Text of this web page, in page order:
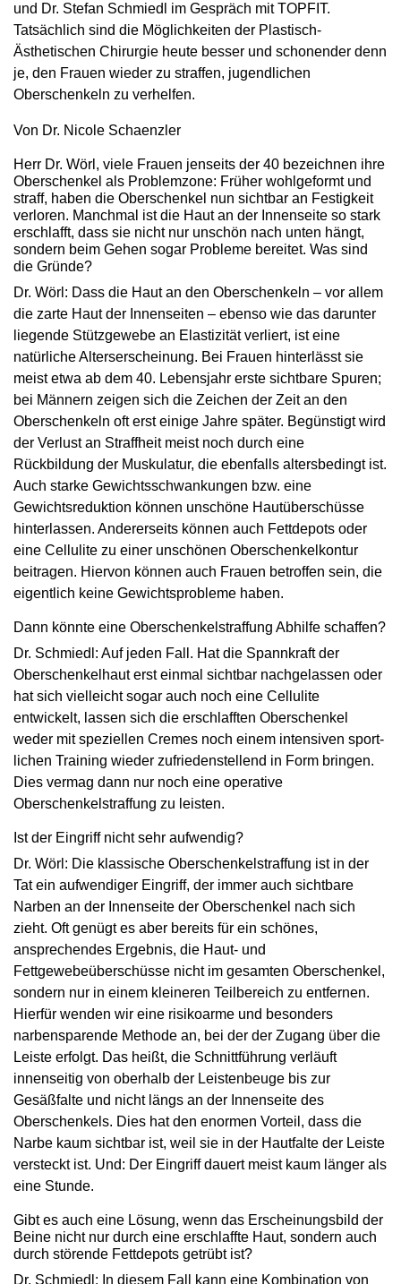
und Dr. Stefan Schmiedl im Gespräch mit ­TOPFIT.
Tatsächlich sind die Möglichkeiten der Plastisch-
Ästhetischen Chirurgie heute besser und schonender denn
je, den Frauen wieder zu straffen, jugendlichen
Oberschenkeln zu verhelfen.
Von Dr. Nicole Schaenzler
Herr Dr. Wörl, viele Frauen jenseits der 40 bezeichnen ihre
Oberschenkel als Problemzone: Früher wohlgeformt und
straff, haben die Oberschenkel nun sichtbar an Festigkeit
verloren. Manchmal ist die Haut an der Innenseite so stark
erschlafft, dass sie nicht nur unschön nach unten hängt,
sondern beim Gehen sogar Probleme bereitet. Was sind
die Gründe?
Dr. Wörl: Dass die Haut an den Oberschenkeln – vor allem
die zarte Haut der Innenseiten – ebenso wie das darunter
liegende Stützgewebe an Elastizität verliert, ist eine
natürliche Alterserscheinung. Bei Frauen hinterlässt sie
meist etwa ab dem 40. Lebensjahr erste sichtbare Spuren;
bei Männern zeigen sich die Zeichen der Zeit an den
Oberschenkeln oft erst einige Jahre später. Begünstigt wird
der Verlust an Straffheit meist noch durch eine
Rückbildung der Muskulatur, die ebenfalls altersbedingt ist.
Auch starke Gewichtsschwankungen bzw. eine
Gewichtsreduktion können unschöne Hautüberschüsse
hinterlassen. Andererseits können auch Fettdepots oder
eine Cellulite zu einer unschönen Oberschenkelkontur
beitragen. Hiervon können auch Frauen betroffen sein, die
­eigentlich keine Gewichtsprobleme haben.
Dann könnte eine Oberschenkelstraffung Abhilfe schaffen?
Dr. Schmiedl: Auf jeden Fall. Hat die Spannkraft der
Oberschenkelhaut erst einmal sichtbar nachgelassen oder
hat sich vielleicht sogar auch noch eine Cellulite
entwickelt, lassen sich die erschlafften Oberschenkel
weder mit speziellen Cremes noch einem intensiven sport­
lichen Training wieder zufriedenstellend in Form bringen.
Dies vermag dann nur noch eine operative
Oberschenkelstraffung zu leisten.
Ist der Eingriff nicht sehr aufwendig?
Dr. Wörl: Die klassische Oberschenkelstraffung ist in der
Tat ein aufwendiger Eingriff, der immer auch sichtbare
Narben an der Innenseite der Oberschenkel nach sich
zieht. Oft genügt es aber bereits für ein schönes,
ansprechendes Ergebnis, die Haut- und
Fettgewebeüberschüsse nicht im gesamten Oberschenkel,
sondern nur in einem kleineren Teilbereich zu entfernen.
Hierfür wenden wir eine risikoarme und besonders
narbensparende Methode an, bei der der Zugang über die
Leiste erfolgt. Das heißt, die Schnittführung verläuft
innenseitig von oberhalb der Leistenbeuge bis zur
Gesäßfalte und nicht längs an der Innenseite des
Oberschenkels. Dies hat den enormen Vorteil, dass die
Narbe kaum sichtbar ist, weil sie in der Hautfalte der Leiste
versteckt ist. Und: Der Eingriff dauert meist kaum länger als
eine Stunde.
Gibt es auch eine Lösung, wenn das Erscheinungsbild der
Beine nicht nur durch eine erschlaffte Haut, sondern auch
durch störende Fettdepots getrübt ist?
Dr. Schmiedl: In diesem Fall kann eine Kombination von